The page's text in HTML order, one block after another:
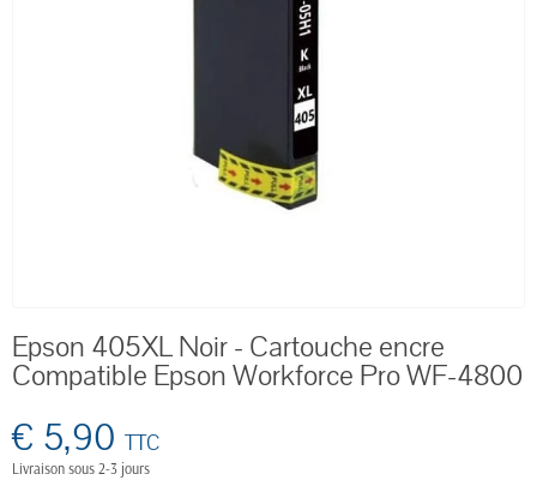
Epson 405XL Noir - Cartouche encre
Compatible Epson Workforce Pro WF-4800
€ 5,90 TTC
Livraison sous 2-3 jours